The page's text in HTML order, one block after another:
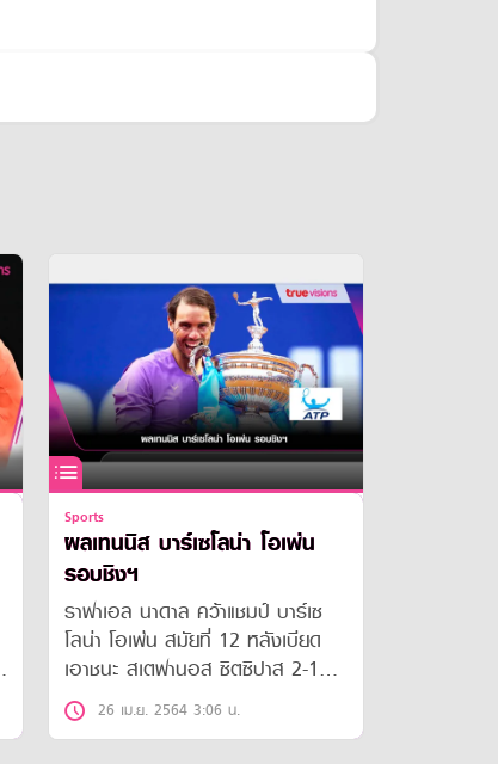
Sports
ผลเทนนิส บาร์เซโลน่า โอเพ่น
รอบชิงฯ
ราฟาเอล นาดาล คว้าแชมป์ บาร์เซ
โลน่า โอเพ่น สมัยที่ 12 หลังเบียด
เอาชนะ สเตฟานอส ซิตซิปาส 2-1
เซต
26 เม.ย. 2564 3:06 น.